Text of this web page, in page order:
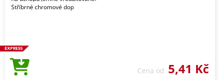
Stříbrné chromové dop
Cena od 5,41 Kč